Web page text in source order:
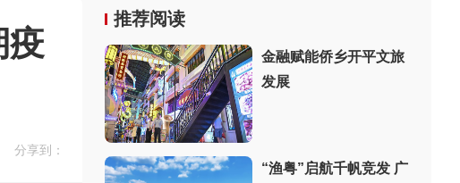
疫
分享到：
推荐阅读
金融赋能侨乡开平文旅
发展
“渔粤”启航千帆竞发 广